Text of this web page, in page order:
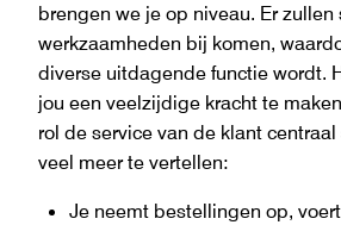
brengen we je op niveau. Er
werkzaamheden bij komen,
diverse uitdagende functie wordt.
jou een veelzijdige kracht te
rol de service van de klant
veel meer te vertellen:
Je neemt bestellingen op,